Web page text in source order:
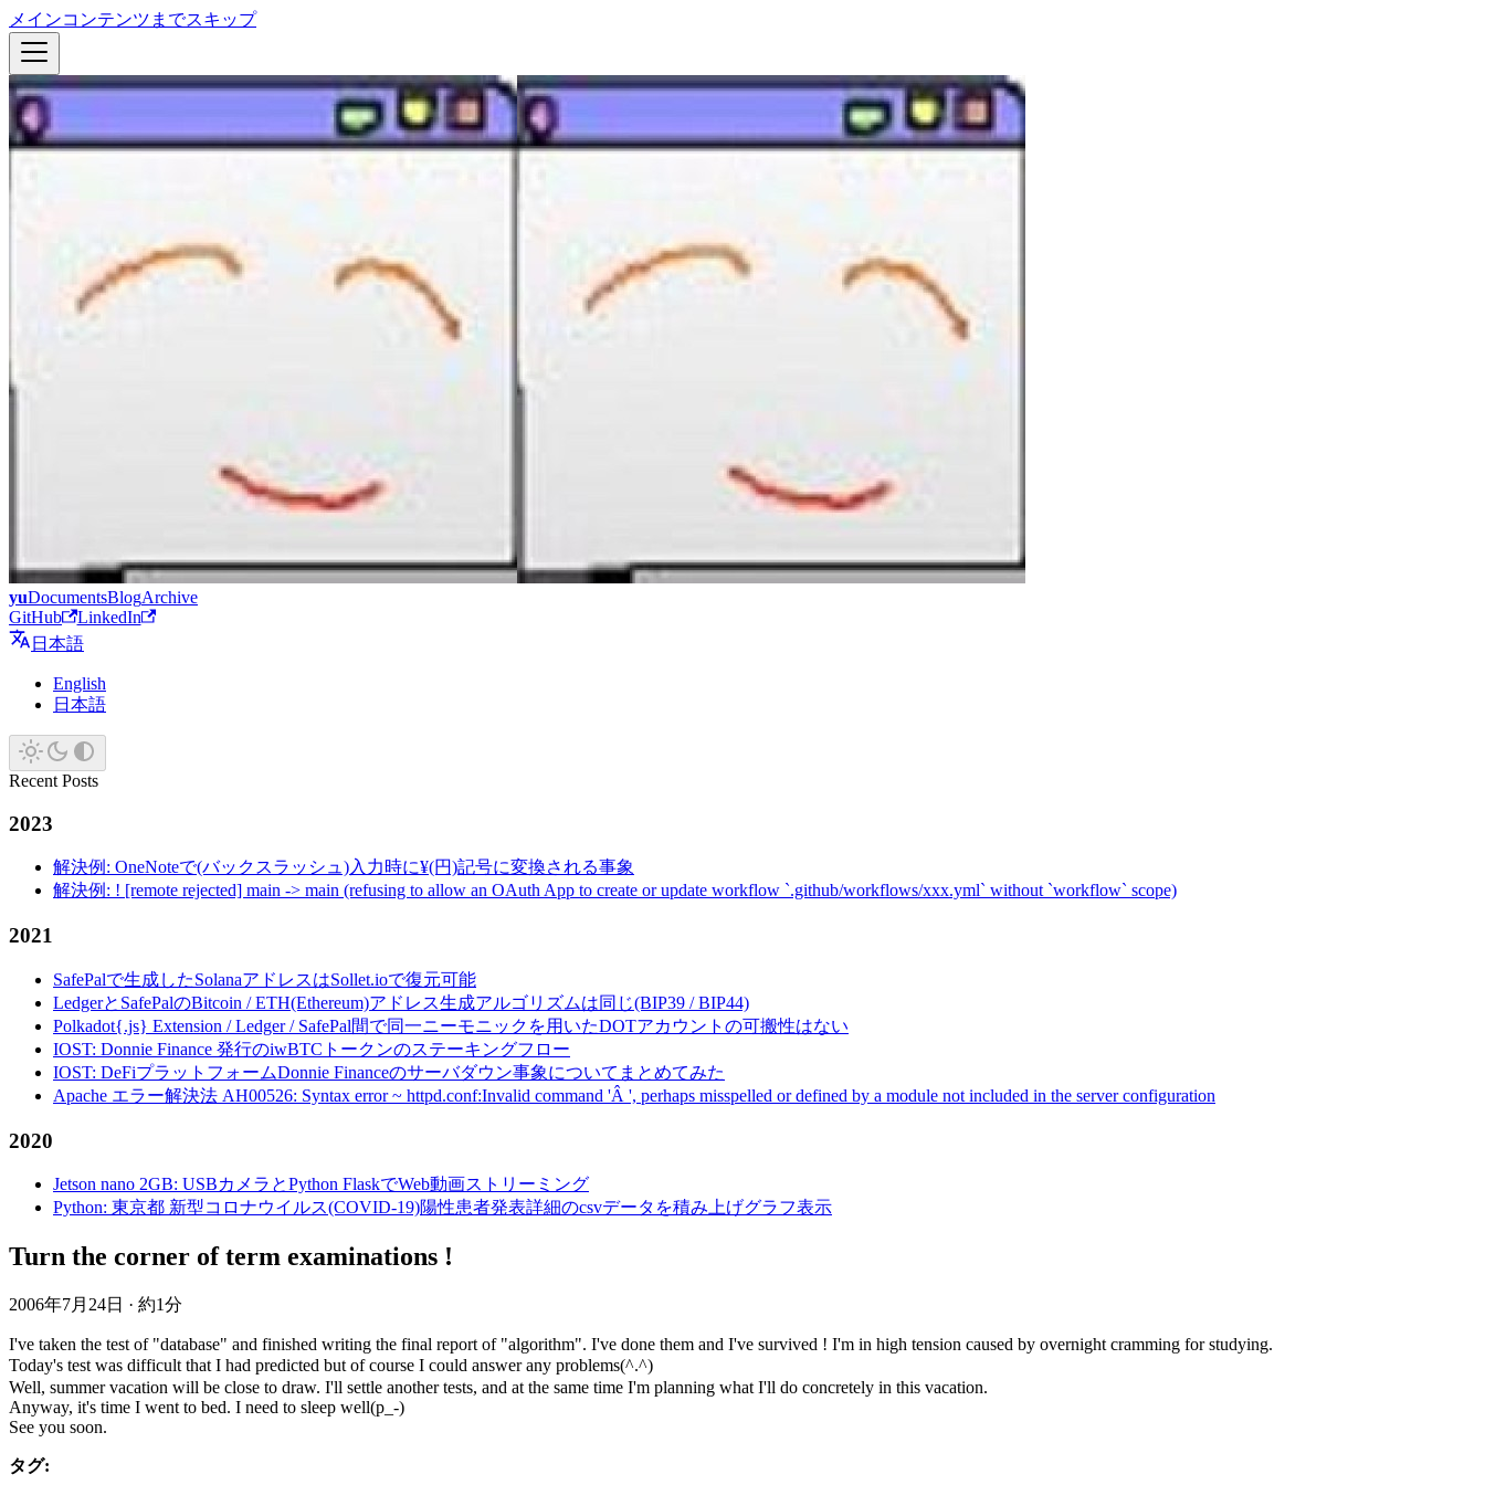
メインコンテンツまでスキップ
yuDocumentsBlogArchive
GitHub
LinkedIn
日本語
English
日本語
Recent Posts
2023
解決例: OneNoteで(バックスラッシュ)入力時に¥(円)記号に変換される事象
解決例: ! [remote rejected] main -> main (refusing to allow an OAuth App to create or update workflow `.github/workflows/xxx.yml` without `workflow` scope)
2021
SafePalで生成したSolanaアドレスはSollet.ioで復元可能
LedgerとSafePalのBitcoin / ETH(Ethereum)アドレス生成アルゴリズムは同じ(BIP39 / BIP44)
Polkadot{.js} Extension / Ledger / SafePal間で同一ニーモニックを用いたDOTアカウントの可搬性はない
IOST: Donnie Finance 発行のiwBTCトークンのステーキングフロー
IOST: DeFiプラットフォームDonnie Financeのサーバダウン事象についてまとめてみた
Apache エラー解決法 AH00526: Syntax error ~ httpd.conf:Invalid command 'Â ', perhaps misspelled or defined by a module not included in the server configuration
2020
Jetson nano 2GB: USBカメラとPython FlaskでWeb動画ストリーミング
Python: 東京都 新型コロナウイルス(COVID-19)陽性患者発表詳細のcsvデータを積み上げグラフ表示
Turn the corner of term examinations !
2006年7月24日 · 約1分
I've taken the test of "database" and finished writing the final report of "algorithm". I've done them and I've survived ! I'm in high tension caused by overnight cramming for studying.
Today's test was difficult that I had predicted but of course I could answer any problems(^.^)ゝ
Well, summer vacation will be close to draw. I'll settle another tests, and at the same time I'm planning what I'll do concretely in this vacation.
Anyway, it's time I went to bed. I need to sleep well(p_-)
See you soon.
タグ: